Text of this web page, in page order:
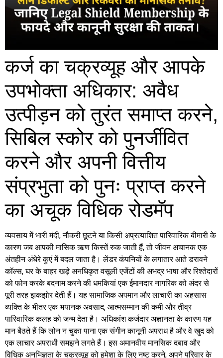
कर्ज का चक्रव्यूह और आपके
उपभोक्ता अधिकार: अवैध
उत्पीड़न को तुरंत समाप्त करने,
सिबिल स्कोर को पुनर्जीवित
करने और अपनी वित्तीय
संप्रभुता को पुनः प्राप्त करने
का अचूक विधिक रोडमॅप
व्यवसाय में भारी मंदी, नौकरी छूटने या किसी अप्रत्याशित पारिवारिक बीमारी के
कारण जब आपकी मासिक ऋण किस्तें रुक जाती हैं, तो जीवन अचानक एक
अंतहीन अंधेरे कुएं में बदल जाता है। लेंडर कंपनियों के लगातार आते डरावने
कॉल्स, घर के बाहर खड़े अनधिकृत वसूली एजेंटों की अभद्र भाषा और रिश्तेदारों
को फोन करके बदनाम करने की धमकियां एक ईमानदार नागरिक को अंदर से
पूरी तरह झकझोर देती हैं। यह सामाजिक अपमान और लाचारी का अहसास
व्यक्ति के भीतर एक भयानक अवसाद, आत्मसम्मान की कमी और तीव्र
पारिवारिक कलह को जन्म देता है। अधिकांश कर्जदार अज्ञानता के कारण यह
मान बैठते हैं कि लोन न चुका पाना एक संगीन कानूनी अपराध है और वे खुद को
एक लाचार अपराधी समझने लगते हैं। इस अमानवीय मानसिक दबाव और
विधिक अनभिज्ञता के चक्रव्यूह को हमेशा के लिए नष्ट करने, अपने परिवार के